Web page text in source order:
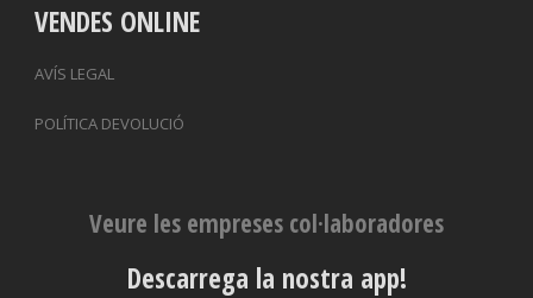
VENDES ONLINE
AVÍS LEGAL
POLÍTICA DEVOLUCIÓ
Veure les empreses col·laboradores
Descarrega la nostra app!